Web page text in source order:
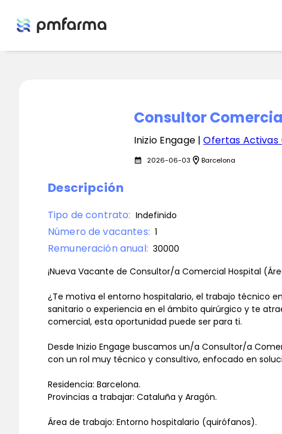
Consultor
Inizio Engage |Ofertas Activas
calendar_month 2026-06-03 location_onBarcelona
Descripción
Tipo de contrato: Indefinido
Número de vacantes: 1
Remuneración anual: 30000
¡Nueva Vacante de Consultor/a Comercial Hospital
¿Te motiva el entorno hospitalario, el trabajo técnico
sanitario o experiencia en el ámbito quirúrgico y te
comercial, esta oportunidad puede ser para ti.
Desde Inizio Engage buscamos un/a Consultor/a
con un rol muy técnico y consultivo, enfocado en
Residencia: Barcelona.
Provincias a trabajar: Cataluña y Aragón.
Área de trabajo: Entorno hospitalario (quirófanos).